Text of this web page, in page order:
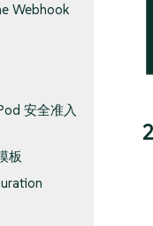
Webhook
安全准入
板